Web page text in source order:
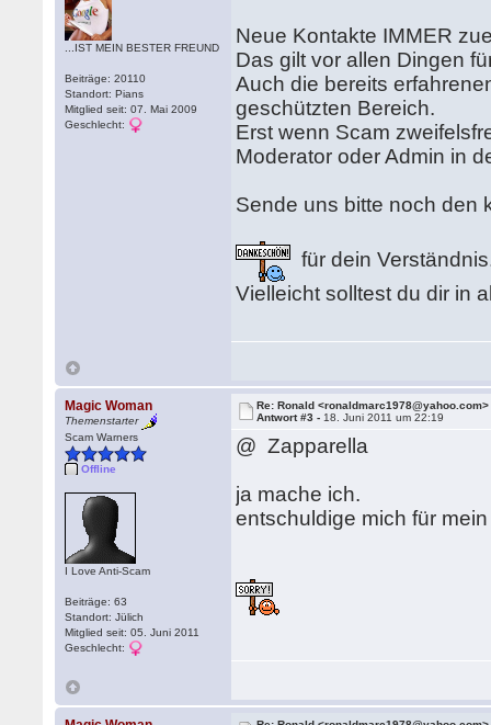
...IST MEIN BESTER FREUND
Beiträge: 20110
Standort: Pians
Mitglied seit: 07. Mai 2009
Geschlecht:
Neue Kontakte IMMER
Das gilt vor allen Dingen
Auch die bereits
geschützten Bereich.
Erst wenn Scam
Moderator oder Admin in
Sende uns bitte noch den
für dein
Vielleicht solltest du dir in
Magic Woman
Themenstarter
Scam Warners
Offline
I Love Anti-Scam
Beiträge: 63
Standort: Jülich
Mitglied seit: 05. Juni 2011
Geschlecht:
Re: Ronald <ronaldmarc1978@yahoo.com>
Antwort #3 - 18. Juni 2011 um 22:19
@ Zapparella
ja mache ich.
entschuldige mich für